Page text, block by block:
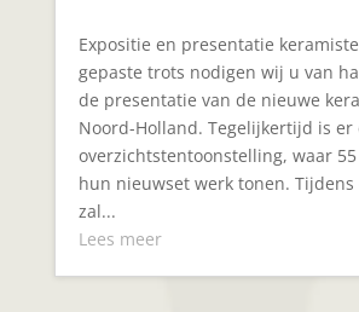
Expositie en presentatie
gepaste trots nodigen wij u van
de presentatie van de nieuwe
Noord-Holland. Tegelijkertijd is er
overzichtstentoonstelling, waar
hun nieuwset werk tonen.
zal...
Lees meer